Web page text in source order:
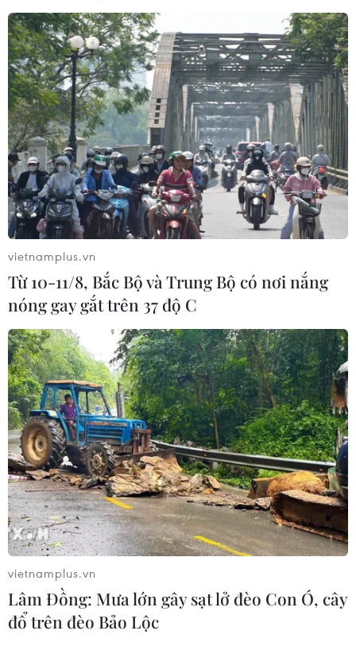
TIN CÙNG CHUYÊN MỤC
Đà Nẵng mở rộng tìm kiếm 2 nạn
nhân mất tích sau vụ sóng cuốn ở
Mũi Nghê
09/08/2026 08:59
Ngành nào dẫn đầu số điểm của
Trường Đại học Khoa học Tự nhiên,
Đại học Quốc gia Hà Nội năm 2026?
09/08/2026 08:52
vietnamplus.vn
Từ 10-11/8, Bắc Bộ và Trung Bộ có nơi nắng
nóng gay gắt trên 37 độ C
vietnamplus.vn
Lâm Đồng: Mưa lớn gây sạt lở đèo Con Ó, cây
đổ trên đèo Bảo Lộc